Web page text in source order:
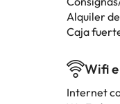
Alquiler
Caja
Wifi
Internet